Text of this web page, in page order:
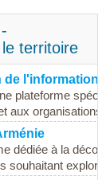
territoire
de l'information
plateforme
aux organisations
dédiée à la
souhaitant